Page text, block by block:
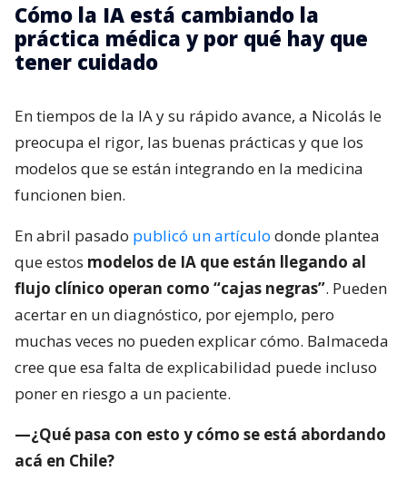
Cómo la IA está cambiando la
práctica médica y por qué hay que
tener cuidado
En tiempos de la IA y su rápido avance, a Nicolás le
preocupa el rigor, las buenas prácticas y que los
modelos que se están integrando en la medicina
funcionen bien.
En abril pasado publicó un artículo donde plantea
que estos modelos de IA que están llegando al
flujo clínico operan como “cajas negras”. Pueden
acertar en un diagnóstico, por ejemplo, pero
muchas veces no pueden explicar cómo. Balmaceda
cree que esa falta de explicabilidad puede incluso
poner en riesgo a un paciente.
—¿Qué pasa con esto y cómo se está abordando
acá en Chile?